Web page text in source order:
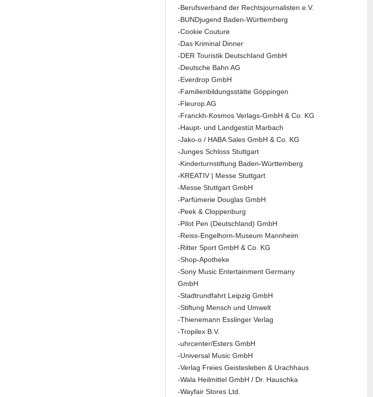
-Berufsverband der Rechtsjournalisten e.V.
-BUNDjugend Baden-Württemberg
-Cookie Couture
-Das Kriminal Dinner
-DER Touristik Deutschland GmbH
-Deutsche Bahn AG
-Everdrop GmbH
-Familienbildungsstätte Göppingen
-Fleurop AG
-Franckh-Kosmos Verlags-GmbH & Co. KG
-Haupt- und Landgestüt Marbach
-Jako-o / HABA Sales GmbH & Co. KG
-Junges Schloss Stuttgart
-Kinderturnstiftung Baden-Württemberg
-KREATIV | Messe Stuttgart
-Messe Stuttgart GmbH
-Parfümerie Douglas GmbH
-Peek & Cloppenburg
-Pilot Pen (Deutschland) GmbH
-Reiss-Engelhorn-Museum Mannheim
-Ritter Sport GmbH & Co. KG
-Shop-Apotheke
-Sony Music Entertainment Germany
GmbH
-Stadtrundfahrt Leipzig GmbH
-Stiftung Mensch und Umwelt
-Thienemann Esslinger Verlag
-Tropilex B.V.
-uhrcenter/Esters GmbH
-Universal Music GmbH
-Verlag Freies Geistesleben & Urachhaus
-Wala Heilmittel GmbH / Dr. Hauschka
-Wayfair Stores Ltd.